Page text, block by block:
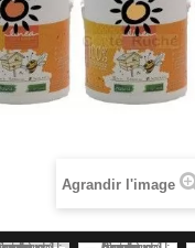
Agrandir l'image